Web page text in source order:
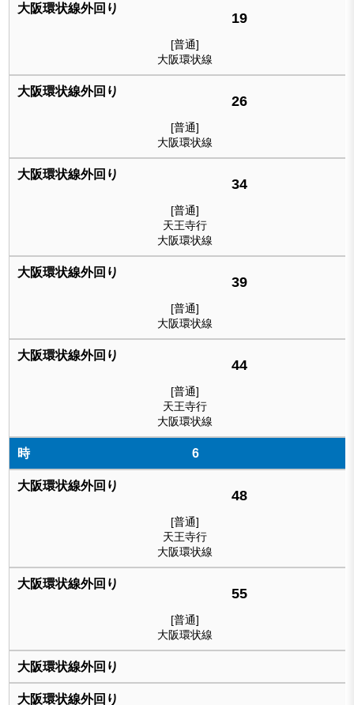
19
[普通]
大阪環状線
26
[普通]
大阪環状線
34
[普通]
天王寺行
大阪環状線
39
[普通]
大阪環状線
44
[普通]
天王寺行
大阪環状線
6
48
[普通]
天王寺行
大阪環状線
55
[普通]
大阪環状線